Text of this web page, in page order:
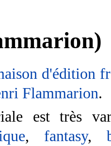
d'édition
Flammarion.
est très
, fantasy,